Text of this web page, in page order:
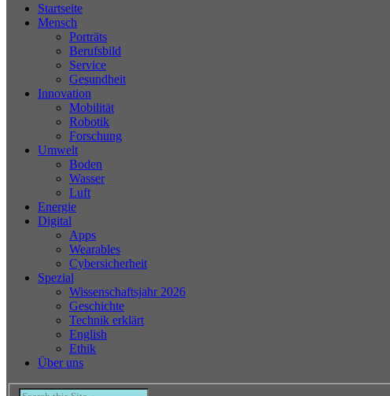
Startseite
Mensch
Porträts
Berufsbild
Service
Gesundheit
Innovation
Mobilität
Robotik
Forschung
Umwelt
Boden
Wasser
Luft
Energie
Digital
Apps
Wearables
Cybersicherheit
Spezial
Wissenschaftsjahr 2026
Geschichte
Technik erklärt
English
Ethik
Über uns